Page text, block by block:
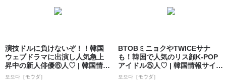
演技ドルに負けないぞ！！韓国
ウェブドラマに出演し人気急上
昇中の新人俳優⑥人♡ | 韓国情報
サイト ...
모으다［モウダ］
BTOBミニョクやTWICEサナ
も！韓国で人気のリス顔K-POP
アイドル⑤人♡ | 韓国情報サイ
ト...
모으다［モウダ］